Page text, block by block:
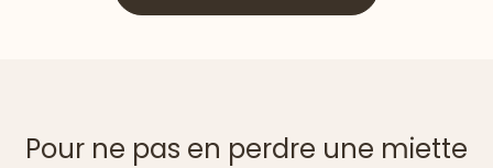
Pour ne pas en perdre une miette